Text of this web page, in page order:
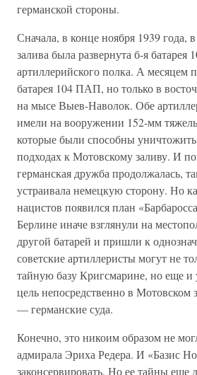
германской стороны.
Сначала, в конце ноября 1939 года,
залива была развернута б-я батарея
артиллерийского полка. А месяцем
батарея 104 ПАП, но только в
на мысе Выев-Наволок. Обе
имели на вооружении 152-мм
которые были способны
подходах к Мотовскому заливу. И
германская дружба продолжалась,
устраивала немецкую сторону. Но
нацистов появился план
Берлине иначе взглянули на
другой батарей и пришли к
советские артиллеристы могут не
тайную базу Кригсмарине, но еще
цель непосредственно в Мотовском
— германские суда.
Конечно, это никоим образом не
адмирала Эриха Редера. И «Базис
законсервировать. Но ее тайны еще